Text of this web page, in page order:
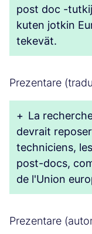
post doc -
kuten jotkin
tekevät.
Prezentare
+ La
devrait
techniciens,
post-docs,
de l'Union
Prezentare